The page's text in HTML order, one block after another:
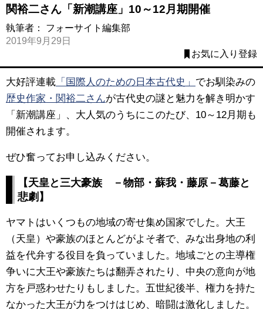
関裕二さん「新潮講座」10～12月期開催
執筆者： フォーサイト編集部
2019年9月29日
お気に入り登録
大好評連載 「国際人のための日本古代史」 でお馴染みの
歴史作家・関裕二さんが古代史の謎と魅力を解き明かす
「新潮講座」、大人気のうちにこのたび、10～12月期も
開催されます。
ぜひ奮ってお申し込みください。
【天皇と三大豪族 －物部・蘇我・藤原－葛藤と
悲劇】
ヤマトはいくつもの地域の寄せ集め国家でした。大王
（天皇）や豪族のほとんどがよそ者で、みな出身地の利
益を代弁する役目を負っていました。地域ごとの主導権
争いに大王や豪族たちは翻弄されたり、中央の意向が地
方を戸惑わせたりもしました。五世紀後半、権力を持た
なかった大王が力をつけはじめ、暗闘は激化しました。